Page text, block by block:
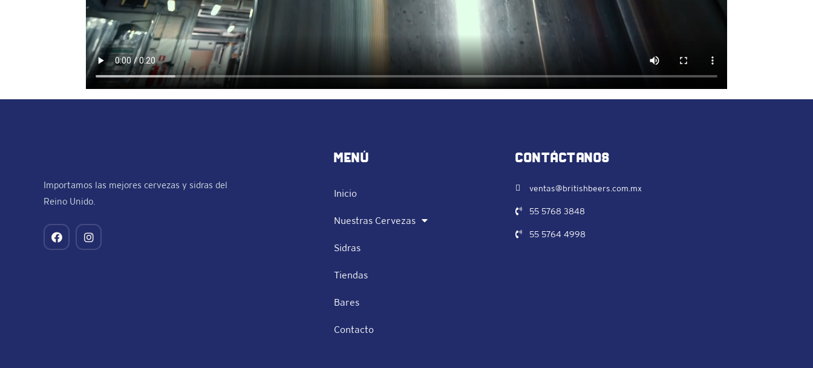
Importamos las mejores cervezas y sidras del
Reino Unido.
Menú
Inicio
Nuestras Cervezas
Sidras
Tiendas
Bares
Contacto
Contáctanos
ventas@britishbeers.com.mx
55 5768 3848
55 5764 4998